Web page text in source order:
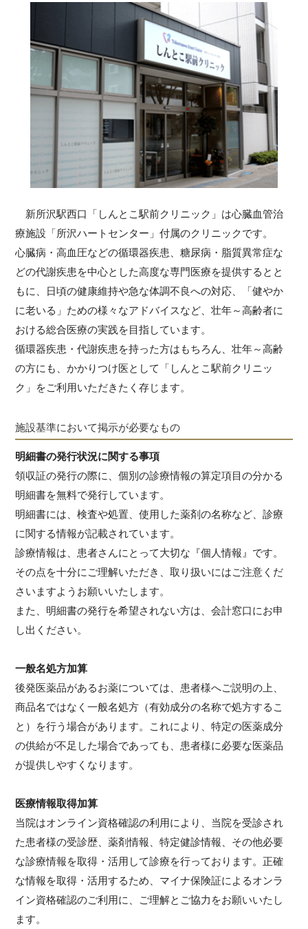
新所沢駅西口「しんとこ駅前クリニック」は心臓血管治
療施設「所沢ハートセンター」付属のクリニックです。
心臓病・高血圧などの循環器疾患、糖尿病・脂質異常症な
どの代謝疾患を中心とした高度な専門医療を提供するとと
もに、日頃の健康維持や急な体調不良への対応、「健やか
に老いる」ための様々なアドバイスなど、壮年～高齢者に
おける総合医療の実践を目指しています。
循環器疾患・代謝疾患を持った方はもちろん、壮年～高齢
の方にも、かかりつけ医として「しんとこ駅前クリニッ
ク」をご利用いただきたく存じます。
施設基準において掲示が必要なもの
明細書の発行状況に関する事項
領収証の発行の際に、個別の診療情報の算定項目の分かる
明細書を無料で発行しています。
明細書には、検査や処置、使用した薬剤の名称など、診療
に関する情報が記載されています。
診療情報は、患者さんにとって大切な『個人情報』です。
その点を十分にご理解いただき、取り扱いにはご注意くだ
さいますようお願いいたします。
また、明細書の発行を希望されない方は、会計窓口にお申
し出ください。
一般名処方加算
後発医薬品があるお薬については、患者様へご説明の上、
商品名ではなく一般名処方（有効成分の名称で処方するこ
と）を行う場合があります。これにより、特定の医薬成分
の供給が不足した場合であっても、患者様に必要な医薬品
が提供しやすくなります。
医療情報取得加算
当院はオンライン資格確認の利用により、当院を受診され
た患者様の受診歴、薬剤情報、特定健診情報、その他必要
な診療情報を取得・活用して診療を行っております。正確
な情報を取得・活用するため、マイナ保険証によるオンラ
イン資格確認のご利用に、ご理解とご協力をお願いいたし
ます。